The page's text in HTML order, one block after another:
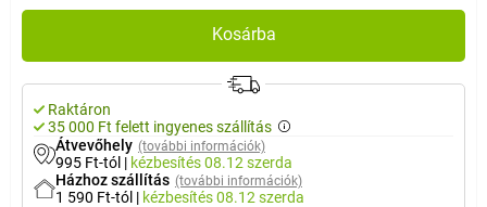
Kosárba
Raktáron
35 000 Ft felett ingyenes szállítás
Átvevőhely (további információk)
995 Ft-tól | kézbesítés08.12 szerda
Házhoz szállítás (további információk)
1 590 Ft-tól | kézbesítés08.12 szerda